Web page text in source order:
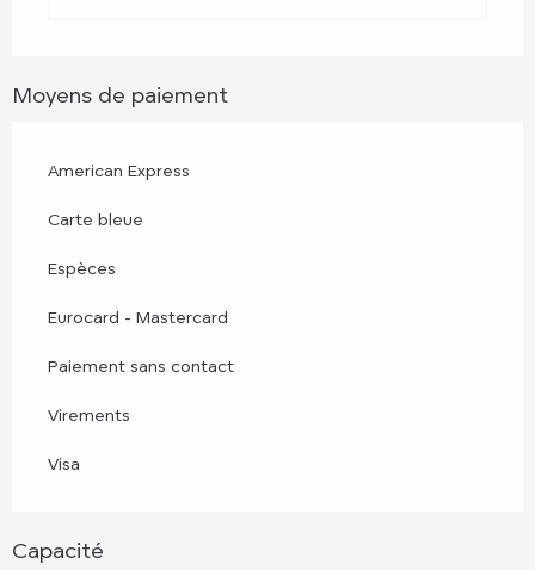
Moyens de paiement
American Express
Carte bleue
Espèces
Eurocard - Mastercard
Paiement sans contact
Virements
Visa
Capacité